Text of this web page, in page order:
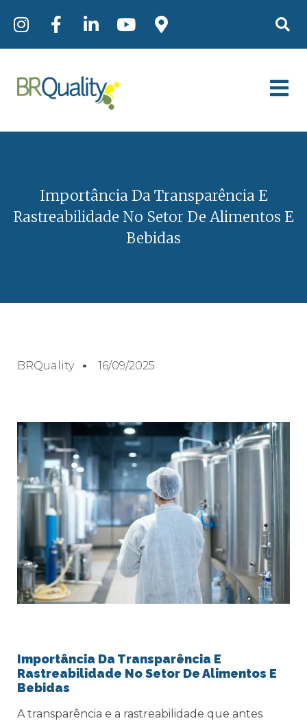
Importância Da Transparência E
Rastreabilidade No Setor De Alimentos E
Bebidas
BRQuality 16/09/2025
Importância Da Transparência E
Rastreabilidade No Setor De Alimentos E
Bebidas
A transparência e a rastreabilidade que antes